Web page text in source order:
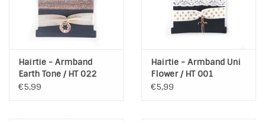
Hairtie - Armband
Earth Tone / HT 022
€5,99
Hairtie - Armband Uni
Flower / HT 001
€5,99